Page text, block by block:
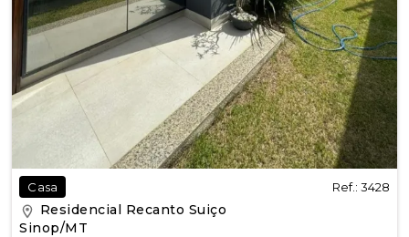
Casa Ref.: 3428
Residencial Recanto Suiço
Sinop/MT